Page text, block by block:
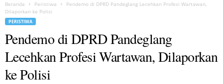
Beranda Peristiwa
Pendemo di DPRD Pandeglang Lecehkan Profesi Wartawan,
Dilaporkan ke Polisi
PERISTIWA
Pendemo di DPRD Pandeglang
Lecehkan Profesi Wartawan, Dilaporkan
ke Polisi